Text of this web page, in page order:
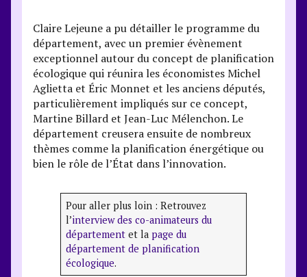
Claire Lejeune a pu détailler le programme du
département, avec un premier évènement
exceptionnel autour du concept de planification
écologique qui réunira les économistes Michel
Aglietta et Éric Monnet et les anciens députés,
particulièrement impliqués sur ce concept,
Martine Billard et Jean-Luc Mélenchon. Le
département creusera ensuite de nombreux
thèmes comme la planification énergétique ou
bien le rôle de l’État dans l’innovation.
Pour aller plus loin : Retrouvez
l’interview des co-animateurs du
département et la page du
département de planification
écologique.